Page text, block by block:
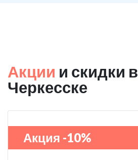
Акции и скидки в
Черкесске
Акция -10%